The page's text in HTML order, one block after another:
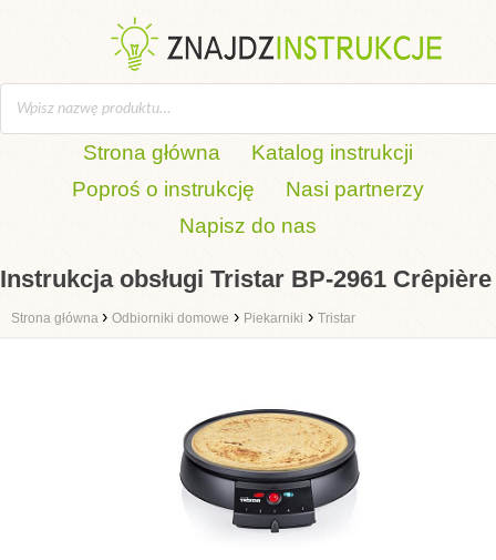
Strona główna
Katalog instrukcji
Poproś o instrukcję
Nasi partnerzy
Napisz do nas
Instrukcja obsługi Tristar BP-2961 Crêpière
Strona główna › Odbiorniki domowe › Piekarniki › Tristar